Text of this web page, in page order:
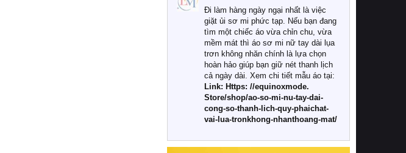
đình? Hãy cùng chúng tôi đi tìm lời
giải đáp chi tiết qua bài viết dưới đây.
1. Tại sao các gia đình hiện đại lại ưa
chuộng chăn ga gối đệm cao cấp?
Khác với các dòng sản phẩm thông
thường, những bộ chăn ga gối đệm
cao cấp trải qua quy trình sản xuất
nghiêm ngặt từ khâu chọn lọc nguyên
liệu tự nhiên đến công nghệ dệt
nhuộm hiện đại không chứa hóa chất
này, bạn sẽ cảm nhận rõ rệt sự khác
Đi làm hàng ngày ngại nhất là việc
giặt ủi sơ mi phức tạp. Nếu bạn đang
tìm một chiếc áo vừa chỉn chu, vừa
mềm mát thì áo sơ mi nữ tay dài lụa
trơn không nhăn chính là lựa chọn
hoàn hảo giúp bạn giữ nét thanh lịch
cả ngày dài. Xem chi tiết mẫu áo tại:
Link: Https: //equinoxmode.
Store/shop/ao-so-mi-nu-tay-dai-
cong-so-thanh-lich-quy-phaichat-
vai-lua-tronkhong-nhanthoang-mat/